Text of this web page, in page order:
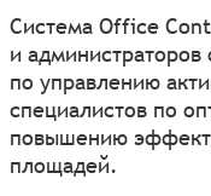
Система Office
и
по управлению
специалистов по
повышению
площадей.